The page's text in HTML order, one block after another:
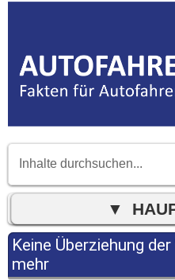
Keine Überziehung
mehr